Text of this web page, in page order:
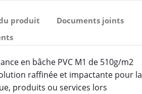
produit
Documents joints
en bâche PVC M1 de 510g/m2
raffinée et impactante pour la
produits ou services lors